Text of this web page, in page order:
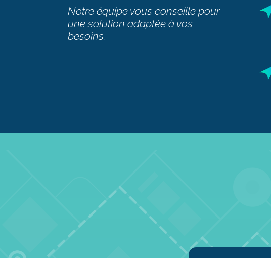
Notre équipe vous conseille pour
une solution adaptée à vos
besoins.